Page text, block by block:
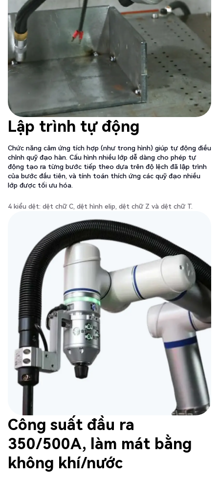
Lập trình tự động
Chức năng cảm ứng tích hợp (như trong hình) giúp tự động điều
chỉnh quỹ đạo hàn. Cấu hình nhiều lớp dễ dàng cho phép tự
động tạo ra từng bước tiếp theo dựa trên độ lệch đã lập trình
của bước đầu tiên, và tính toán thích ứng các quỹ đạo nhiều
lớp được tối ưu hóa.
4 kiểu dệt: dệt chữ C, dệt hình elip, dệt chữ Z và dệt chữ T.
Công suất đầu ra
350/500A, làm mát bằng
không khí/nước